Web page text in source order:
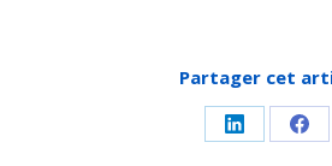
Partager cet
Partager